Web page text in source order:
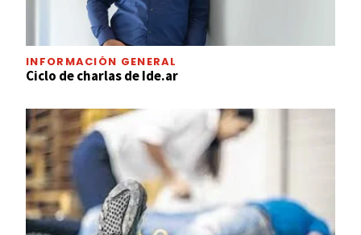
INFORMACIÓN GENERAL
Ciclo de charlas de Ide.ar